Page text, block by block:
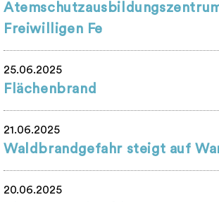
Freiwilligen Fe
25.06.2025
Flächenbrand
21.06.2025
Waldbrandgefahr steigt auf
20.06.2025